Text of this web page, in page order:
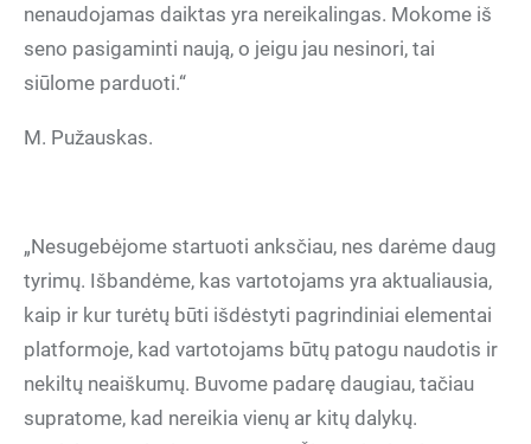
nenaudojamas daiktas yra nereikalingas. Mokome iš
seno pasigaminti naują, o jeigu jau nesinori, tai
siūlome parduoti.“
M. Pužauskas.
„Nesugebėjome startuoti anksčiau, nes darėme daug
tyrimų. Išbandėme, kas vartotojams yra aktualiausia,
kaip ir kur turėtų būti išdėstyti pagrindiniai elementai
platformoje, kad vartotojams būtų patogu naudotis ir
nekiltų neaiškumų. Buvome padarę daugiau, tačiau
supratome, kad nereikia vienų ar kitų dalykų.